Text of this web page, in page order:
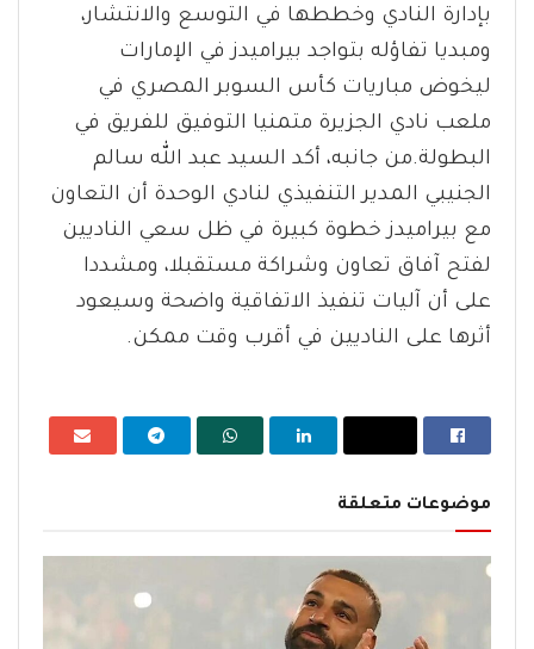
بإدارة النادي وخططها في التوسع والانتشار،
ومبديا تفاؤله بتواجد بيراميدز في الإمارات
ليخوض مباريات كأس السوبر المصري في
ملعب نادي الجزيرة متمنيا التوفيق للفريق في
البطولة.من جانبه، أكد السيد عبد الله سالم
الجنيبي المدير التنفيذي لنادي الوحدة أن التعاون
مع بيراميدز خطوة كبيرة في ظل سعي الناديين
لفتح آفاق تعاون وشراكة مستقبلا، ومشددا
على أن آليات تنفيذ الاتفاقية واضحة وسيعود
أثرها على الناديين في أقرب وقت ممكن.
موضوعات متعلقة